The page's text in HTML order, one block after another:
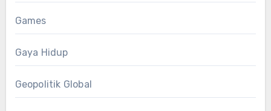
Games
Gaya Hidup
Geopolitik Global